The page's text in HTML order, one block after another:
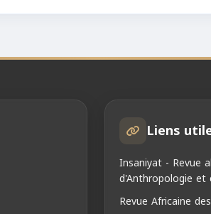
Liens
Insaniyat - Revue
d'Anthropologie et
Revue Africaine